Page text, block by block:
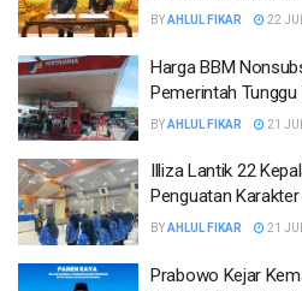
BYAHLUL FIKAR 22
Harga BBM
Pemerintah Tunggu
BYAHLUL FIKAR 21
Illiza Lantik 22
Penguatan
BYAHLUL FIKAR 21
Prabowo Kejar